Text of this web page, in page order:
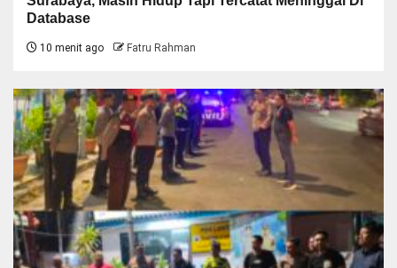
Database
10 menit ago Fatru Rahman